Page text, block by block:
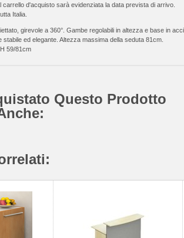
carrello d'acquisto sarà evidenziata la data prevista di arrivo.
Italia.
girevole a 360°. Gambe regolabili in altezza e base in
stabile ed elegante. Altezza massima della seduta 81cm.
59/81cm
Questo Prodotto